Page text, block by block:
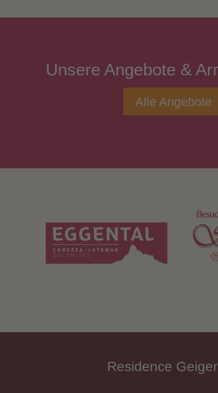
Unsere Angebote &
Alle Angebote
Residence